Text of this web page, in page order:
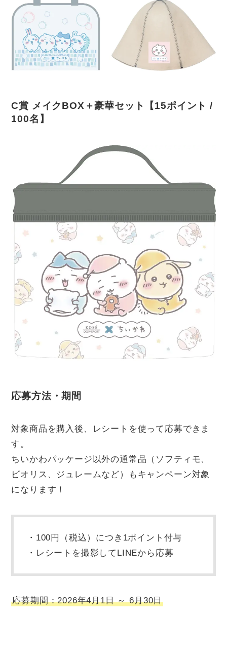
C賞 メイクBOX＋豪華セット【15ポイント /
100名】
応募方法・期間
対象商品を購入後、レシートを使って応募できま
す。
ちいかわパッケージ以外の通常品（ソフティモ、
ビオリス、ジュレームなど）もキャンペーン対象
になります！
・100円（税込）につき1ポイント付与
・レシートを撮影してLINEから応募
応募期間：2026年4月1日 ～ 6月30日